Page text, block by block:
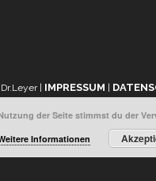
| IMPRESSUM
der Seite stimmst du der
Informationen